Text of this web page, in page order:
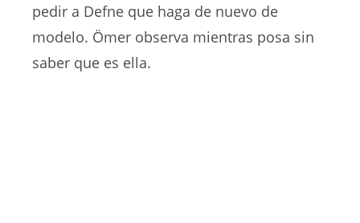
pedir a Defne que haga de nuevo de
modelo. Ömer observa mientras posa sin
saber que es ella.